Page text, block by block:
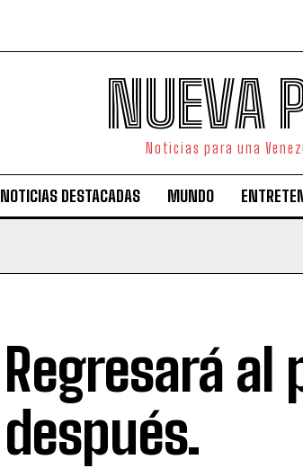
NUEVA
Noticias para una
NOTICIAS DESTACADAS MUNDO
Regresará al
después.